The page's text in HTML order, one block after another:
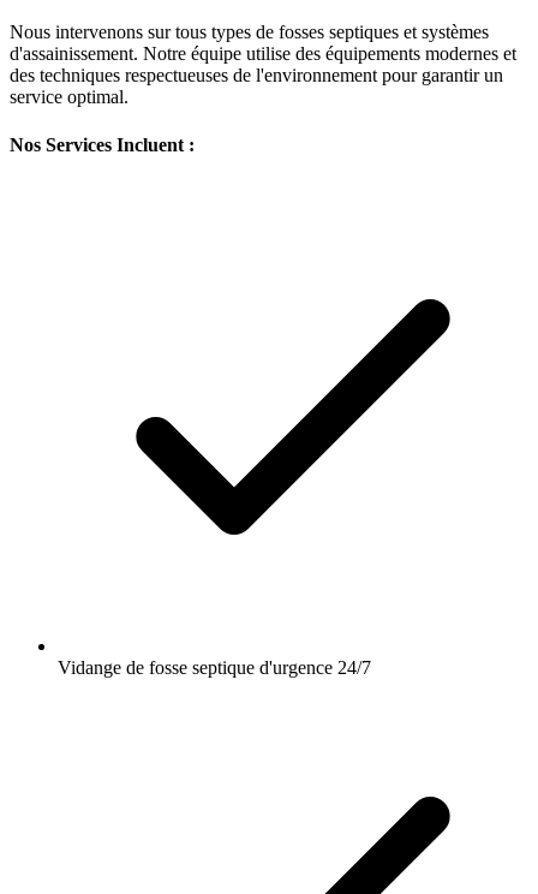
Nous intervenons sur tous types de fosses septiques et systèmes
d'assainissement. Notre équipe utilise des équipements modernes et
des techniques respectueuses de l'environnement pour garantir un
service optimal.
Nos Services Incluent :
Vidange de fosse septique d'urgence 24/7